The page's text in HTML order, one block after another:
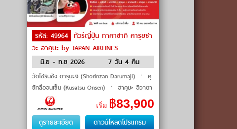
รหัส: 49964 ทัวร์ญี่ปุ่น ทาคาซากิ คารุยซา
วะ ฮาคุบะ by JAPAN AIRLINES
มิ.ย - ก.ย 2026
7 วัน 4 คืน
วัดโชรินซัง ดารุมะจิ (Shorinzan Darumaji) ㆍ คุ
ซัทสึออนเซ็น (Kusatsu Onsen) ㆍ ฮาคุบะ อิวาตา
เกะ (Hakuba Iwatake) ㆍ ปราสาทมัตสึโมโต้
(Matsumoto Castle) ㆍ วัดอ�
เริ่ม ฿83,900
ดูรายละเอียด
ดาวน์โหลดโปรแกรม